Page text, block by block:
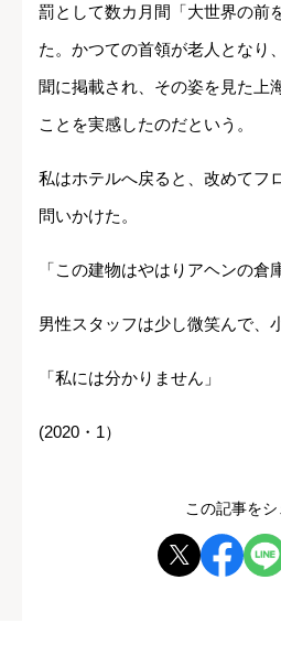
罰として数カ月間「大世界の前
た。かつての首領が老人となり
聞に掲載され、その姿を見た上
ことを実感したのだという。
私はホテルへ戻ると、改めてフ
問いかけた。
「この建物はやはりアヘンの倉
男性スタッフは少し微笑んで、
「私には分かりません」
(2020・1）
この記事をシ